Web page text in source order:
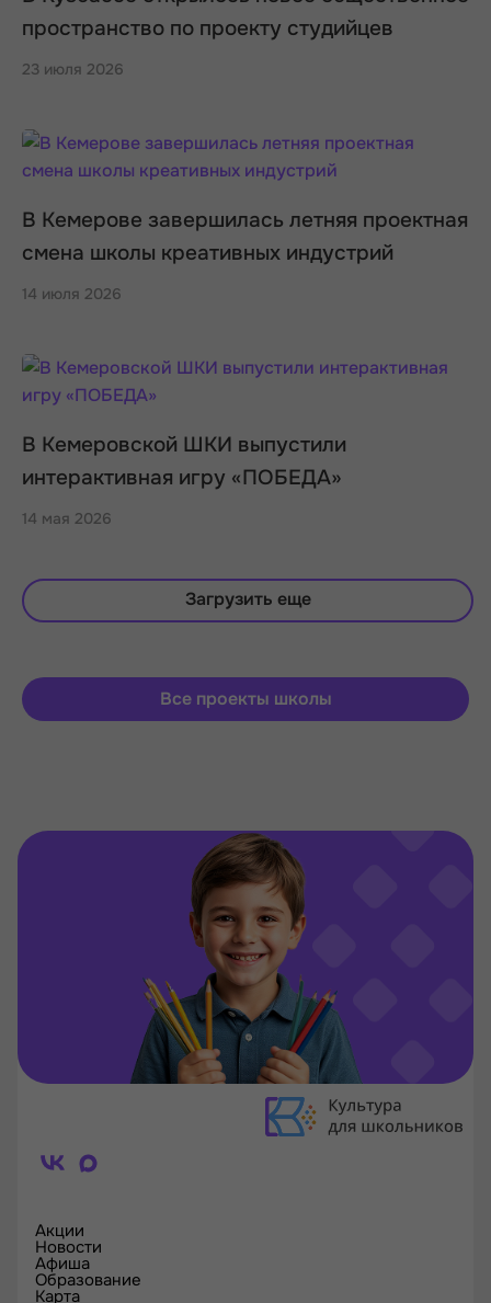
пространство по проекту студийцев
23 июля 2026
В Кемерове завершилась летняя проектная
смена школы креативных индустрий
14 июля 2026
В Кемеровской ШКИ выпустили
интерактивная игру «ПОБЕДА»
14 мая 2026
Загрузить еще
Все проекты школы
Акции
Новости
Афиша
Образование
Карта